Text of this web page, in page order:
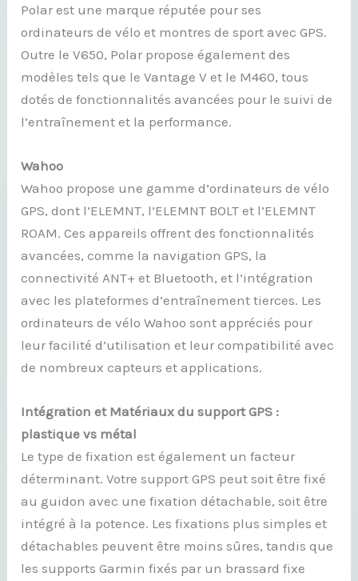
Polar est une marque réputée pour ses
ordinateurs de vélo et montres de sport avec GPS.
Outre le V650, Polar propose également des
modèles tels que le Vantage V et le M460, tous
dotés de fonctionnalités avancées pour le suivi de
l’entraînement et la performance.
Wahoo
Wahoo propose une gamme d’ordinateurs de vélo
GPS, dont l’ELEMNT, l’ELEMNT BOLT et l’ELEMNT
ROAM. Ces appareils offrent des fonctionnalités
avancées, comme la navigation GPS, la
connectivité ANT+ et Bluetooth, et l’intégration
avec les plateformes d’entraînement tierces. Les
ordinateurs de vélo Wahoo sont appréciés pour
leur facilité d’utilisation et leur compatibilité avec
de nombreux capteurs et applications.
Intégration et Matériaux du support GPS :
plastique vs métal
Le type de fixation est également un facteur
déterminant. Votre support GPS peut soit être fixé
au guidon avec une fixation détachable, soit être
intégré à la potence. Les fixations plus simples et
détachables peuvent être moins sûres, tandis que
les supports Garmin fixés par un brassard fixe